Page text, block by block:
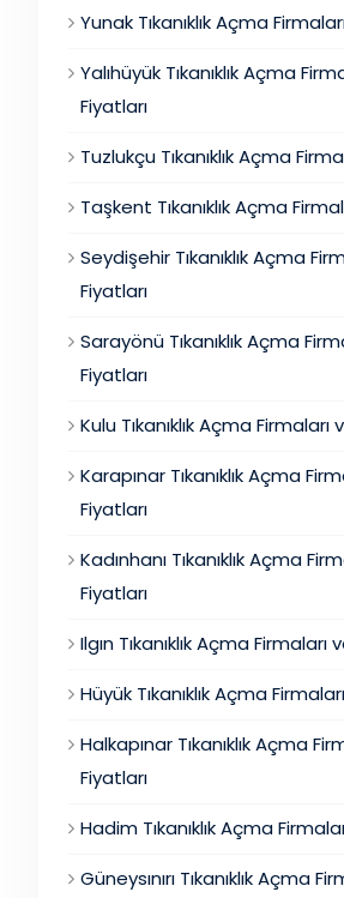
Yunak Tıkanıklık Açma
Yalıhüyük Tıkanıklık Açma
Fiyatları
Tuzlukçu Tıkanıklık Açma
Taşkent Tıkanıklık Açma
Seydişehir Tıkanıklık Açma
Fiyatları
Sarayönü Tıkanıklık Açma
Fiyatları
Kulu Tıkanıklık Açma Firmaları
Karapınar Tıkanıklık Açma
Fiyatları
Kadınhanı Tıkanıklık Açma
Fiyatları
Ilgın Tıkanıklık Açma Firmaları
Hüyük Tıkanıklık Açma
Halkapınar Tıkanıklık Açma
Fiyatları
Hadim Tıkanıklık Açma
Güneysınırı Tıkanıklık Açma